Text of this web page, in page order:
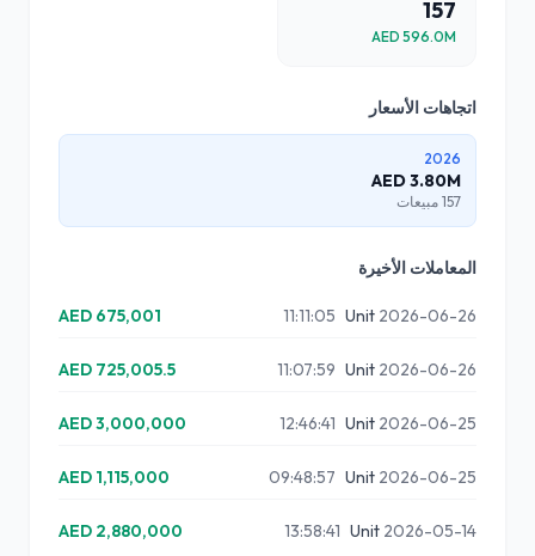
157
AED596.0
اتجاهات الأسعار
2026
AED3.80
مبيعات
المعاملات الأخيرة
2026-06-26 11:11:05
Unit
AED675,001
2026-06-26 11:07:59
Unit
AED725,005.5
2026-06-25 12:46:41
Unit
AED3,000,000
2026-06-25 09:48:57
Unit
AED1,115,000
2026-05-14 13:58:41
Unit
AED2,880,000